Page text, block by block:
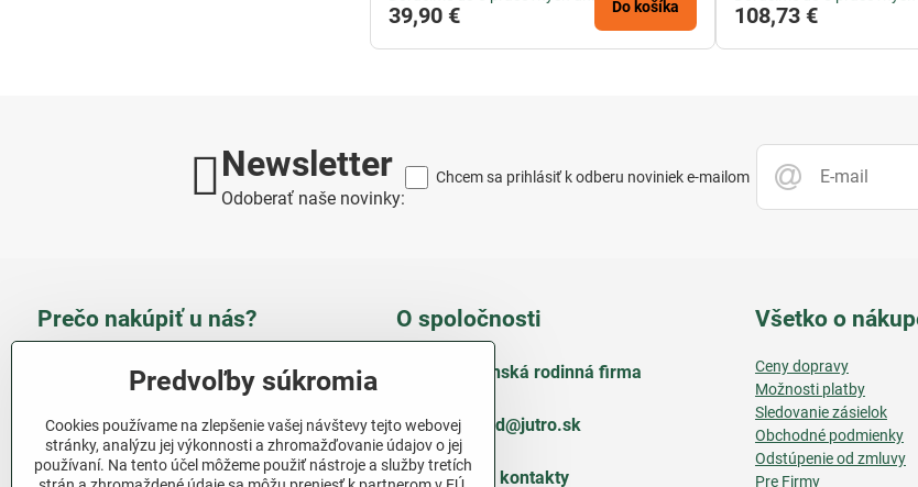
39,90 € Do košíka 108,73 €
Newsletter
Odoberať naše novinky:
Chcem sa prihlásiť k odberu noviniek e-mailom
Prečo nakúpiť u nás?
Takmer 100 % spokojných
zákazníkov
Nízka cena produktov - ušetríte
O spoločnosti
Slovenská rodinná firma
obchod​@jutro​.sk
Ďalšie kontakty
Všetko o
Ceny dopravy
Možnosti platby
Sledovanie zásielok
Obchodné podmienky
Odstúpenie od zmluvy
Pre Firmy
Predvoľby súkromia
Cookies používame na zlepšenie vašej návštevy tejto webovej
stránky, analýzu jej výkonnosti a zhromažďovanie údajov o jej
používaní. Na tento účel môžeme použiť nástroje a služby tretích